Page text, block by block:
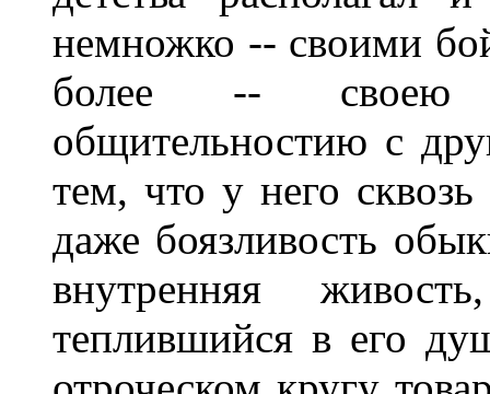
немножко -- своими
более -- своею
общительностию с
тем, что у него
даже боязливость
внутренняя
теплившийся в его